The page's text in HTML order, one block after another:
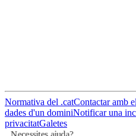
Normativa del .catContactar amb
dades d'un dominiNotificar una
privacitatGaletes
Necessites ajuda?